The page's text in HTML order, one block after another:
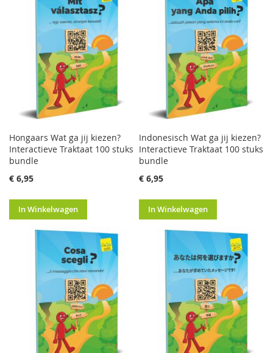
Hongaars Wat ga jij kiezen?
Interactieve Traktaat 100 stuks
bundle
€ 6,95
In Winkelwagen
Indonesisch Wat ga jij kiezen?
Interactieve Traktaat 100 stuks
bundle
€ 6,95
In Winkelwagen